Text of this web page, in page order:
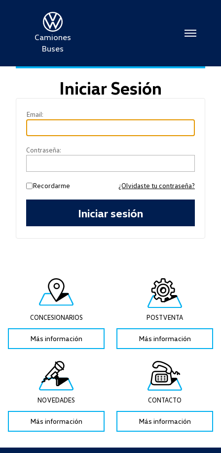
Camiones
Buses
Iniciar Sesión
Soy Cliente
Email:
Contraseña:
Recordarme ¿Olvidaste tu contraseña?
Iniciar sesión
CONCESIONARIOS
Más información
POSTVENTA
Más información
NOVEDADES
Más información
CONTACTO
Más información